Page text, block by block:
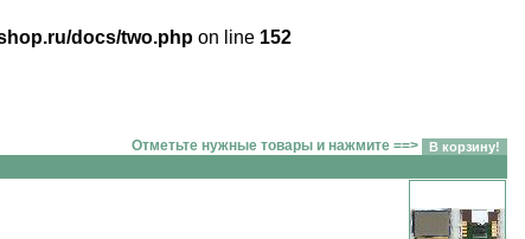
docs/two.php on line 152
Отметьте нужные товары и нажмите ==>